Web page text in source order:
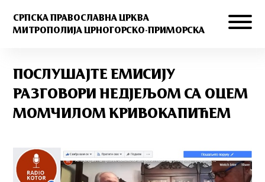
СРПСКА ПРАВОСЛАВНА ЦРКВА
МИТРОПОЛИЈА ЦРНОГОРСКО-ПРИМОРСКА
ПОСЛУШАЈТЕ ЕМИСИЈУ
РАЗГОВОРИ НЕДЈЕЉОМ СА ОЦЕМ
МОМЧИЛОМ КРИВОКАПИЋЕМ